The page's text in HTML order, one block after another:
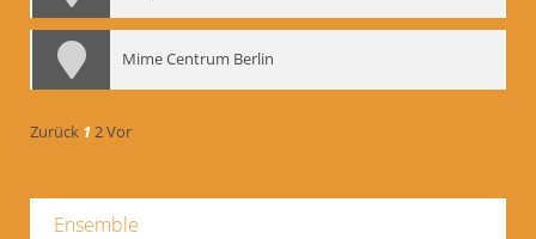
Mime Centrum Berlin
Zurück 12Vor
Ensemble